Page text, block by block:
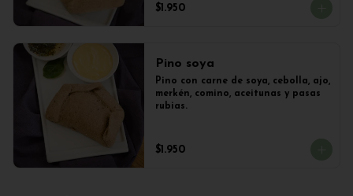
$1.950
Pino soya
Pino con carne de soya, cebolla, ajo,
merkén, comino, aceitunas y pasas
rubias.
$1.950